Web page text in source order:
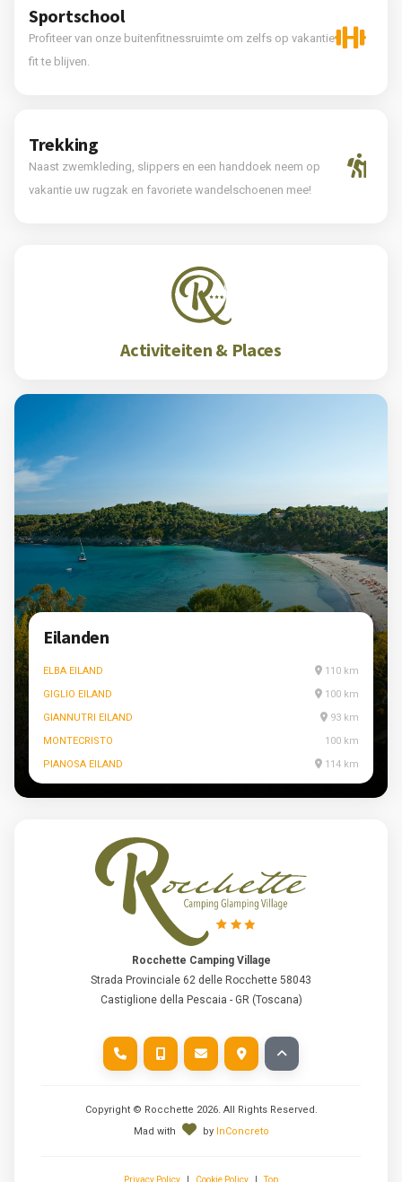
Sportschool
Profiteer van onze buitenfitnessruimte om zelfs op vakantie
fit te blijven.
Trekking
Naast zwemkleding, slippers en een handdoek neem op
vakantie uw rugzak en favoriete wandelschoenen mee!
Activiteiten & Places
Eilanden
ELBA EILAND
110 km
GIGLIO EILAND
100 km
GIANNUTRI EILAND
93 km
MONTECRISTO
100 km
PIANOSA EILAND
114 km
Rocchette Camping Village
Strada Provinciale 62 delle Rocchette 58043
Castiglione della Pescaia - GR (Toscana)
Copyright © Rocchette 2026. All Rights Reserved.
Mad with
by InConcreto
Privacy Policy Cookie Policy Top